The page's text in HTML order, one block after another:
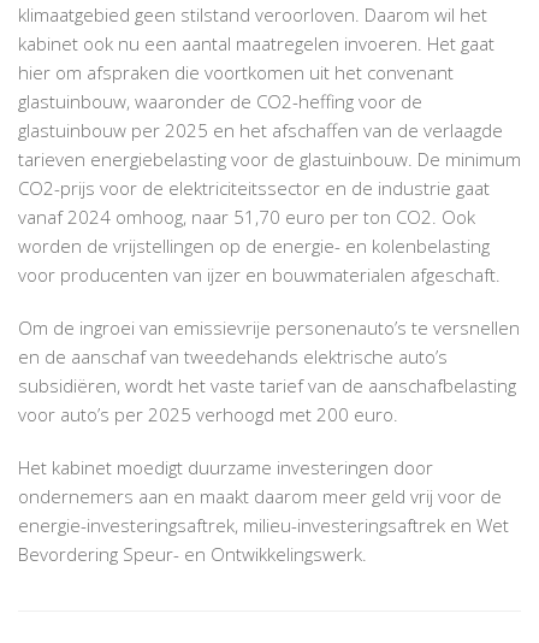
klimaatgebied geen stilstand veroorloven. Daarom wil het
kabinet ook nu een aantal maatregelen invoeren. Het gaat
hier om afspraken die voortkomen uit het convenant
glastuinbouw, waaronder de CO2-heffing voor de
glastuinbouw per 2025 en het afschaffen van de verlaagde
tarieven energiebelasting voor de glastuinbouw. De minimum
CO2-prijs voor de elektriciteitssector en de industrie gaat
vanaf 2024 omhoog, naar 51,70 euro per ton CO2. Ook
worden de vrijstellingen op de energie- en kolenbelasting
voor producenten van ijzer en bouwmaterialen afgeschaft.
Om de ingroei van emissievrije personenauto’s te versnellen
en de aanschaf van tweedehands elektrische auto’s
subsidiëren, wordt het vaste tarief van de aanschafbelasting
voor auto’s per 2025 verhoogd met 200 euro.
Het kabinet moedigt duurzame investeringen door
ondernemers aan en maakt daarom meer geld vrij voor de
energie-investeringsaftrek, milieu-investeringsaftrek en Wet
Bevordering Speur- en Ontwikkelingswerk.